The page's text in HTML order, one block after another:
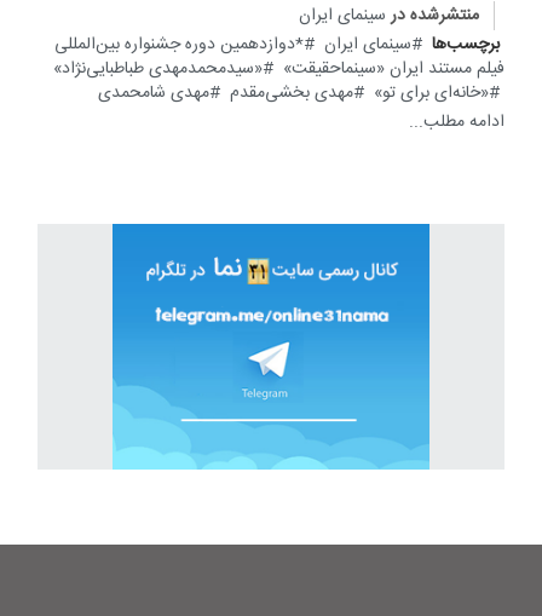
منتشرشده در سینمای ایران
برچسب‌ها
سینمای ایران
*دوازدهمین دوره جشنواره بین‌المللی
فیلم مستند ایران «سینماحقیقت»
«سیدمحمدمهدی طباطبایی‌نژاد»
«خانه‌ای برای تو»
مهدی بخشی‌مقدم
مهدی شامحمدی
ادامه مطلب...